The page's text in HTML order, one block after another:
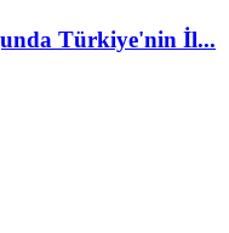
Türkiye'nin İl...